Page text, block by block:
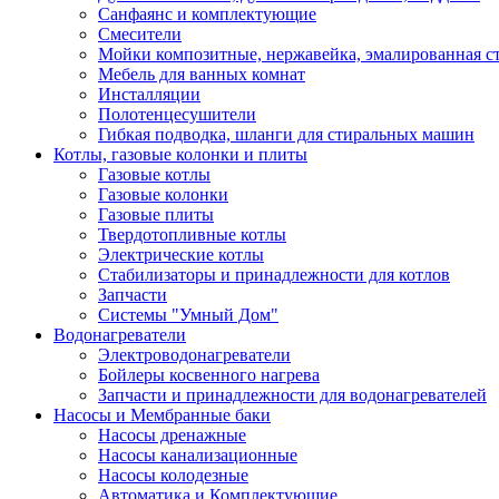
Санфаянс и комплектующие
Смесители
Мойки композитные, нержавейка, эмалированная
Мебель для ванных комнат
Инсталляции
Полотенцесушители
Гибкая подводка, шланги для стиральных машин
Котлы, газовые колонки и плиты
Газовые котлы
Газовые колонки
Газовые плиты
Твердотопливные котлы
Электрические котлы
Стабилизаторы и принадлежности для котлов
Запчасти
Системы "Умный Дом"
Водонагреватели
Электроводонагреватели
Бойлеры косвенного нагрева
Запчасти и принадлежности для водонагревателей
Насосы и Мембранные баки
Насосы дренажные
Насосы канализационные
Насосы колодезные
Автоматика и Комплектующие